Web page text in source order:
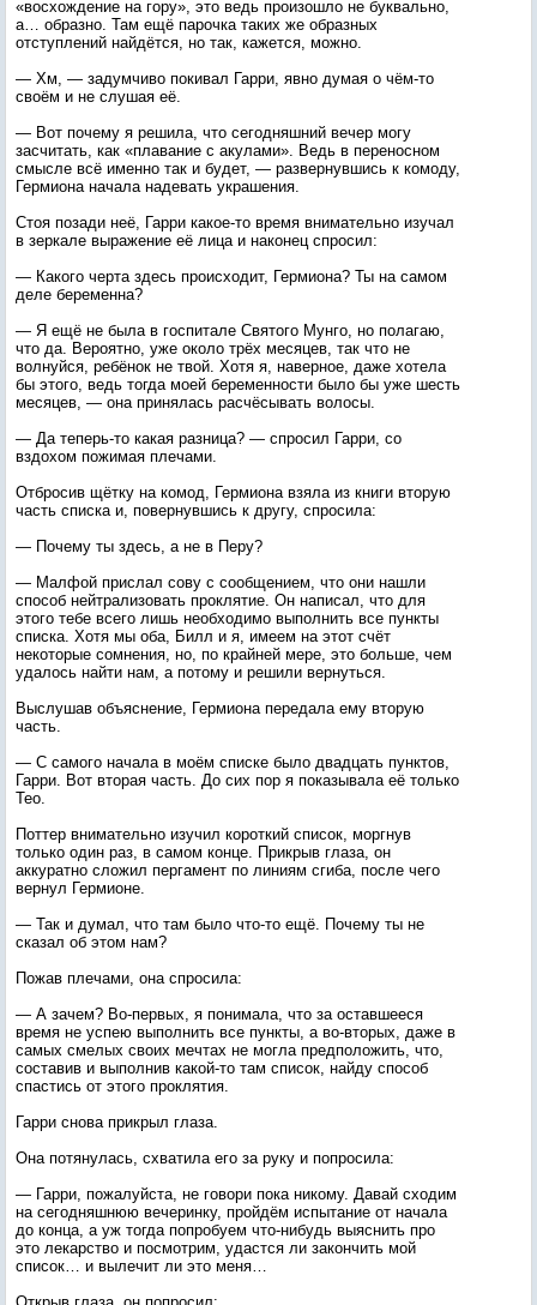
«восхождение на гору», это ведь произошло не буквально,
а… образно. Там ещё парочка таких же образных
отступлений найдётся, но так, кажется, можно.
— Хм, — задумчиво покивал Гарри, явно думая о чём-то
своём и не слушая её.
— Вот почему я решила, что сегодняшний вечер могу
засчитать, как «плавание с акулами». Ведь в переносном
смысле всё именно так и будет, — развернувшись к комоду,
Гермиона начала надевать украшения.
Стоя позади неё, Гарри какое-то время внимательно изучал
в зеркале выражение её лица и наконец спросил:
— Какого черта здесь происходит, Гермиона? Ты на самом
деле беременна?
— Я ещё не была в госпитале Святого Мунго, но полагаю,
что да. Вероятно, уже около трёх месяцев, так что не
волнуйся, ребёнок не твой. Хотя я, наверное, даже хотела
бы этого, ведь тогда моей беременности было бы уже шесть
месяцев, — она принялась расчёсывать волосы.
— Да теперь-то какая разница? — спросил Гарри, со
вздохом пожимая плечами.
Отбросив щётку на комод, Гермиона взяла из книги вторую
часть списка и, повернувшись к другу, спросила:
— Почему ты здесь, а не в Перу?
— Малфой прислал сову с сообщением, что они нашли
способ нейтрализовать проклятие. Он написал, что для
этого тебе всего лишь необходимо выполнить все пункты
списка. Хотя мы оба, Билл и я, имеем на этот счёт
некоторые сомнения, но, по крайней мере, это больше, чем
удалось найти нам, а потому и решили вернуться.
Выслушав объяснение, Гермиона передала ему вторую
часть.
— С самого начала в моём списке было двадцать пунктов,
Гарри. Вот вторая часть. До сих пор я показывала её только
Тео.
Поттер внимательно изучил короткий список, моргнув
только один раз, в самом конце. Прикрыв глаза, он
аккуратно сложил пергамент по линиям сгиба, после чего
вернул Гермионе.
— Так и думал, что там было что-то ещё. Почему ты не
сказал об этом нам?
Пожав плечами, она спросила:
— А зачем? Во-первых, я понимала, что за оставшееся
время не успею выполнить все пункты, а во-вторых, даже в
самых смелых своих мечтах не могла предположить, что,
составив и выполнив какой-то там список, найду способ
спастись от этого проклятия.
Гарри снова прикрыл глаза.
Она потянулась, схватила его за руку и попросила:
— Гарри, пожалуйста, не говори пока никому. Давай сходим
на сегодняшнюю вечеринку, пройдём испытание от начала
до конца, а уж тогда попробуем что-нибудь выяснить про
это лекарство и посмотрим, удастся ли закончить мой
список… и вылечит ли это меня…